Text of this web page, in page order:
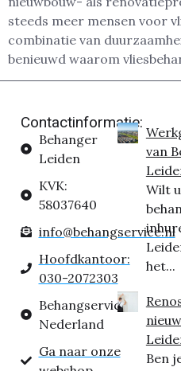
steeds meer mensen voor
combinatie van
benieuwd waarom
Contactinformatie:
Behanger
Leiden
KVK:
58037640
info@behangservice.nl
Hoofdkantoor:
030-2072303
Behangservice
Nederland
Ga naar onze
van
Wilt
het...
Ben